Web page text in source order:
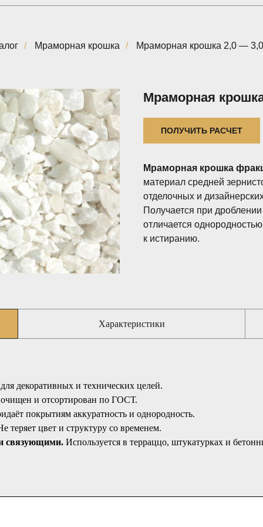
/ Мраморная крошка / Мраморная крошка 2,0 —
Мраморная
ПОЛУЧИТЬ РАСЧЕТ
Мраморная крошка
материал средней
отделочных и
Получается при
отличается
к истиранию.
Характеристики
декоративных и технических целей.
и отсортирован по ГОСТ.
покрытиям аккуратность и однородность.
теряет цвет и структуру со временем.
связующими. Используется в терраццо, штукатурках и